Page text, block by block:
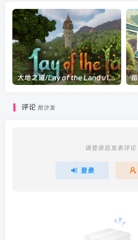
大地之道/Lay of the Land v1.0.9|动作冒险|容量2.3GB|官方中文版
评论 抢沙发
请登录后发表评论
登录